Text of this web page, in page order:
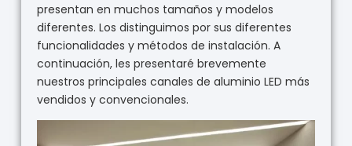
presentan en muchos tamaños y modelos
diferentes. Los distinguimos por sus diferentes
funcionalidades y métodos de instalación. A
continuación, les presentaré brevemente
nuestros principales canales de aluminio LED más
vendidos y convencionales.